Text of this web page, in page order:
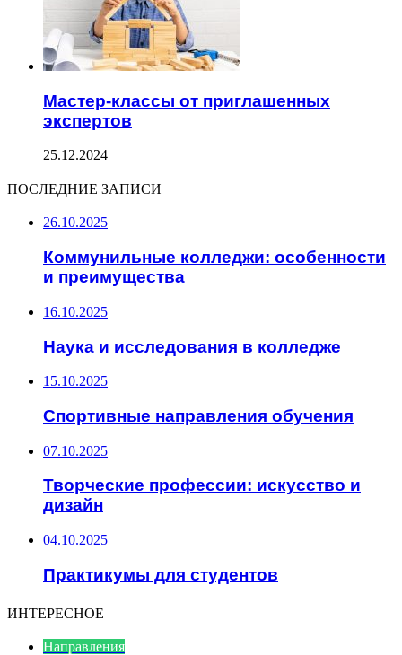
Мастер-классы от приглашенных
экспертов
25.12.2024
ПОСЛЕДНИЕ ЗАПИСИ
26.10.2025
Коммунильные колледжи: особенности
и преимущества
16.10.2025
Наука и исследования в колледже
15.10.2025
Спортивные направления обучения
07.10.2025
Творческие профессии: искусство и
дизайн
04.10.2025
Практикумы для студентов
ИНТЕРЕСНОЕ
Направления